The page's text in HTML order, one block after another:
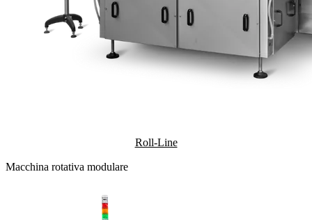
Roll-Line
Macchina rotativa modulare